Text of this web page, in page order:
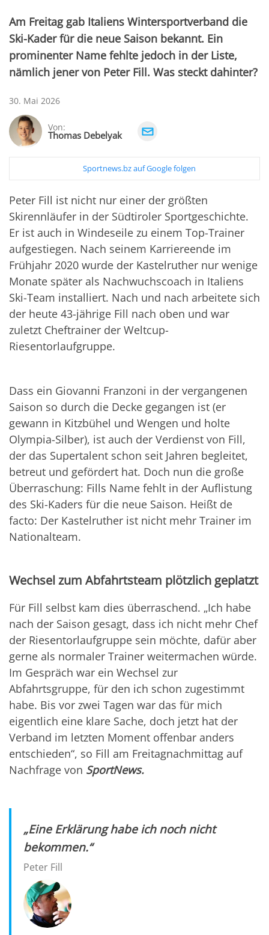
Am Freitag gab Italiens Wintersportverband die
Ski-Kader für die neue Saison bekannt. Ein
prominenter Name fehlte jedoch in der Liste,
nämlich jener von Peter Fill. Was steckt dahinter?
30. Mai 2026
Von:
Thomas Debelyak
Sportnews.bz auf Google folgen
Peter Fill ist nicht nur einer der größten
Skirennläufer in der Südtiroler Sportgeschichte.
Er ist auch in Windeseile zu einem Top-Trainer
aufgestiegen. Nach seinem Karriereende im
Frühjahr 2020 wurde der Kastelruther nur wenige
Monate später als Nachwuchscoach in Italiens
Ski-Team installiert. Nach und nach arbeitete sich
der heute 43-jährige Fill nach oben und war
zuletzt Cheftrainer der Weltcup-
Riesentorlaufgruppe.
Dass ein Giovanni Franzoni in der vergangenen
Saison so durch die Decke gegangen ist (er
gewann in Kitzbühel und Wengen und holte
Olympia-Silber), ist auch der Verdienst von Fill,
der das Supertalent schon seit Jahren begleitet,
betreut und gefördert hat. Doch nun die große
Überraschung: Fills Name fehlt in der Auflistung
des Ski-Kaders für die neue Saison. Heißt de
facto: Der Kastelruther ist nicht mehr Trainer im
Nationalteam.
Wechsel zum Abfahrtsteam plötzlich geplatzt
Für Fill selbst kam dies überraschend. „Ich habe
nach der Saison gesagt, dass ich nicht mehr Chef
der Riesentorlaufgruppe sein möchte, dafür aber
gerne als normaler Trainer weitermachen würde.
Im Gespräch war ein Wechsel zur
Abfahrtsgruppe, für den ich schon zugestimmt
habe. Bis vor zwei Tagen war das für mich
eigentlich eine klare Sache, doch jetzt hat der
Verband im letzten Moment offenbar anders
entschieden“, so Fill am Freitagnachmittag auf
Nachfrage von SportNews.
„Eine Erklärung habe ich noch nicht
bekommen.“
Peter Fill